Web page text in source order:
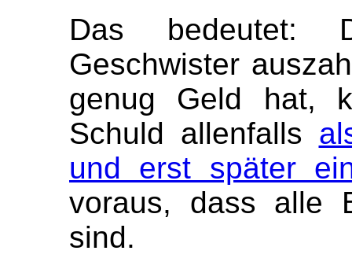
Das bedeutet:
Geschwister
genug Geld hat,
Schuld allenfalls
und erst später
voraus, dass alle
sind.